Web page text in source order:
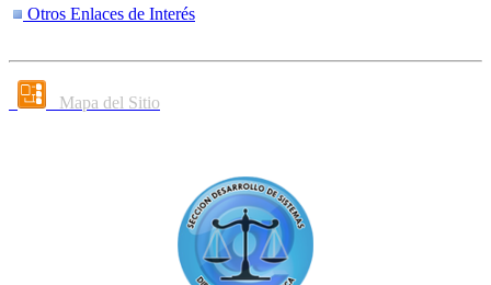
Otros Enlaces de Interés
Mapa del Sitio